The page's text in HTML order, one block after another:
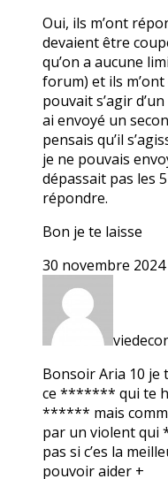
Oui, ils m’ont
devaient être
qu’on a aucune
forum) et ils m’ont
pouvait s’agir
ai envoyé un
pensais qu’il
je ne pouvais
dépassait pas les
répondre.
Bon je te laisse
30 novembre
Bonsoir Aria 10 je
ce ******* qui te
****** mais
par un violent
pas si c’es la
pouvoir aider +